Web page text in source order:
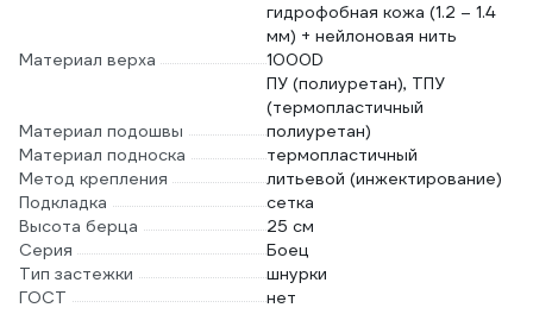
Материал верха
гидрофобная кожа (1.2 – 1.4
мм) + нейлоновая нить
1000D
Материал подошвы
ПУ (полиуретан), ТПУ
(термопластичный
полиуретан)
Материал подноска
термопластичный
Метод крепления
литьевой (инжектирование)
Подкладка
сетка
Высота берца
25 см
Серия
Боец
Тип застежки
шнурки
ГОСТ
нет